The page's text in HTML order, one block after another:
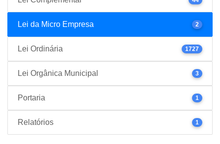
Lei da Micro Empresa 2
Lei Ordinária 1727
Lei Orgânica Municipal 3
Portaria 1
Relatórios 1